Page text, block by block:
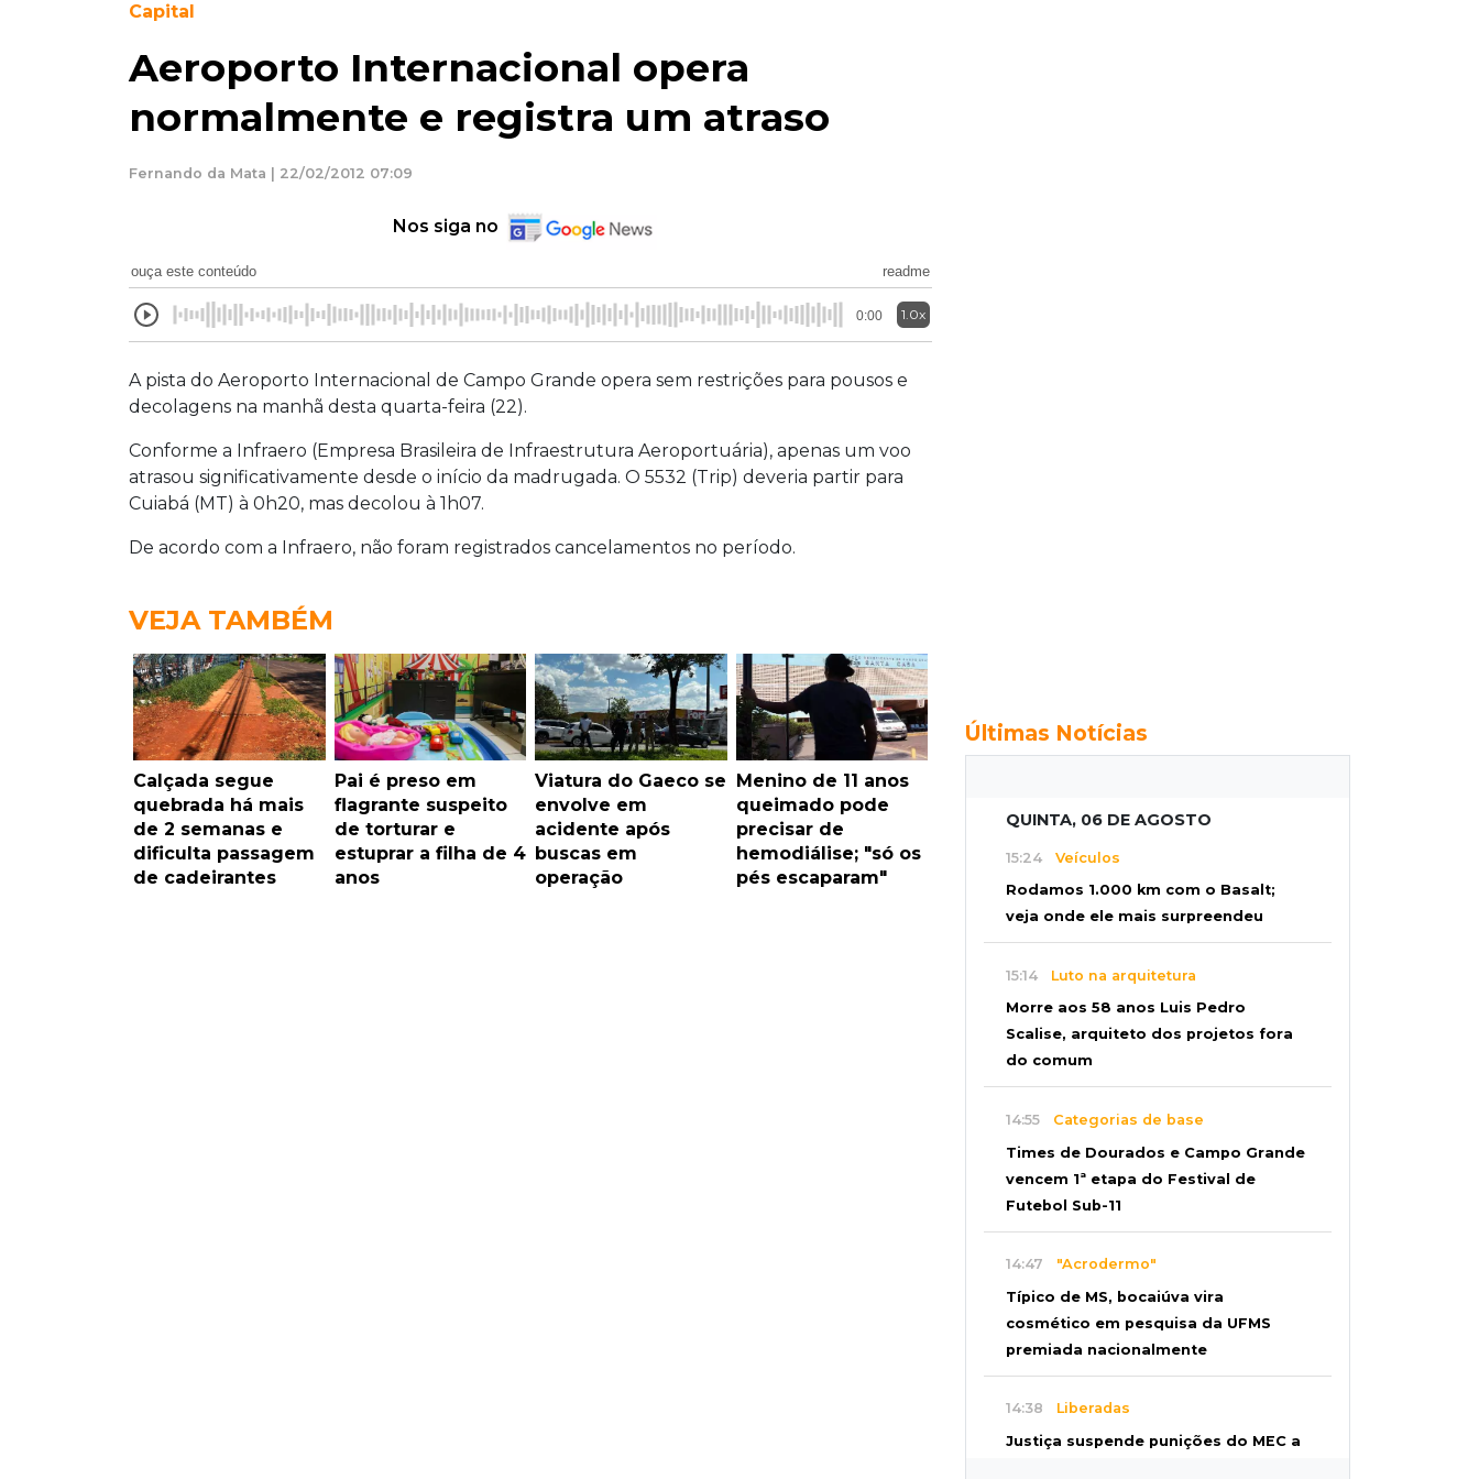
Capital
Aeroporto Internacional opera
normalmente e registra um atraso
Fernando da Mata | 22/02/2012 07:09
Nos siga no
ouça este conteúdo readme
0:00 1.0x
A pista do Aeroporto Internacional de Campo Grande opera sem restrições para pousos e
decolagens na manhã desta quarta-feira (22).
Conforme a Infraero (Empresa Brasileira de Infraestrutura Aeroportuária), apenas um voo
atrasou significativamente desde o início da madrugada. O 5532 (Trip) deveria partir para
Cuiabá (MT) à 0h20, mas decolou à 1h07.
De acordo com a Infraero, não foram registrados cancelamentos no período.
VEJA TAMBÉM
Calçada segue
quebrada há mais
de 2 semanas e
dificulta passagem
de cadeirantes
Pai é preso em
flagrante suspeito
de torturar e
estuprar a filha de 4
anos
Viatura do Gaeco se
envolve em
acidente após
buscas em
operação
Menino de 11 anos
queimado pode
precisar de
hemodiálise; "só os
pés escaparam"
Últimas Notícias
QUINTA, 06 DE AGOSTO
15:24 Veículos
Rodamos 1.000 km com o Basalt;
veja onde ele mais surpreendeu
15:14 Luto na arquitetura
Morre aos 58 anos Luis Pedro
Scalise, arquiteto dos projetos fora
do comum
14:55 Categorias de base
Times de Dourados e Campo Grande
vencem 1ª etapa do Festival de
Futebol Sub-11
14:47 "Acrodermo"
Típico de MS, bocaiúva vira
cosmético em pesquisa da UFMS
premiada nacionalmente
14:38 Liberadas
Justiça suspende punições do MEC a